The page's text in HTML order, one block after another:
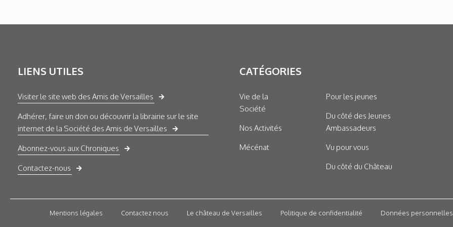
LIENS UTILES
Visiter le site web des Amis de Versailles
Adhérer, faire un don ou découvrir la librairie sur le site
internet de la Société des Amis de Versailles
Abonnez-vous aux Chroniques
Contactez-nous
CATÉGORIES
Vie de la
Société
Nos Activités
Mécénat
Pour les jeunes
Du côté des Jeunes
Ambassadeurs
Vu pour vous
Du côté du Château
Mentions légales Contactez nous Le château de Versailles Politique de confidentialité Données personnelles